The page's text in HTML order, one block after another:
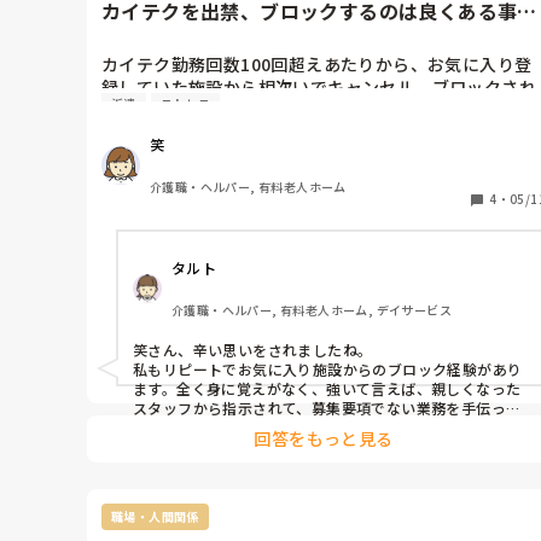
カイテクを出禁、ブロックするのは良くある事で
カイテク勤務回数100回超えあたりから、お気に入り登
録していた施設から相次いでキャンセル、ブロックされ
定が５件以上残っていた事もありますが、全てキャンセ
ルとブロックを同時にされました。また、決まっていた
仕事が終わった時点で次の応募案件が全く表示されない
ブロックのみも２件あります。
キャンセル理由は「明示した勤務条件に違反している」
に対応してキャンセルブロックを決めたものと思いま
す。この場合、カイテクの意見は聞きません。
職員もみんながいい人ではありません。わからないので
聞いているのに「自分で考えてください」や、バイタル
測定機器の入ったバッグがいつもの場所にないので聞く
と「自分で探してください」と言われた事もあります。
意図的にカイテクを無視して、何かとクレームだけは言
う職員が最悪です。職場の雰囲気を壊してでも上の人に
だけは大事な仕事をしてるアピールをしています。
たいのでカイテクを切ります。
どんな思いでカイテクでよく働く人を切るのでしょう
派遣 ストレス
笑
介護職・ヘルパー, 有料老人ホーム
4 ・ 05/
タルト
介護職・ヘルパー, 有料老人ホーム, デイサービス
笑さん、辛い思いをされましたね。
私もリピートでお気に入り施設からのブロック経験があり
ます。全く身に覚えがなく、強いて言えば、親しくなった
スタッフから指示されて、募集要項でない業務を手伝った
事、遠くて通えないので残念ながら直雇用にはなれないと
言った事が原因かと…
笑さんの「相次いで」と、「明示した勤務条件に違反」と
回答をもっと見る
職場・人間関係